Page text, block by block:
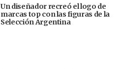
Un diseñador recreó el logo de
marcas top con las figuras de la
Selección Argentina